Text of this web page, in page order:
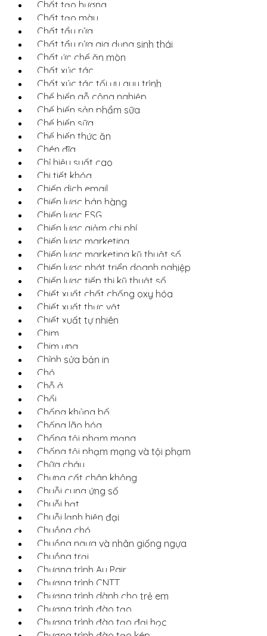
Chất tạo hương
Chất tạo màu
Chất tẩy rửa
Chất tẩy rửa gia dụng sinh thái
Chất ức chế ăn mòn
Chất xúc tác
Chất xúc tác tối ưu quy trình
Chế biến gỗ công nghiệp
Chế biến sản phẩm sữa
Chế biến sữa
Chế biến thức ăn
Chén đĩa
Chỉ hiệu suất cao
Chi tiết khóa
Chiến dịch email
Chiến lược bán hàng
Chiến lược ESG
Chiến lược giảm chi phí
Chiến lược marketing
Chiến lược marketing kỹ thuật số
Chiến lược phát triển doanh nghiệp
Chiến lược tiếp thị kỹ thuật số
Chiết xuất chất chống oxy hóa
Chiết xuất thực vật
Chiết xuất tự nhiên
Chim
Chim ưng
Chỉnh sửa bản in
Chó
Chỗ ở
Chổi
Chống khủng bố
Chống lão hóa
Chống tội phạm mạng
Chống tội phạm mạng và tội phạm
Chữa cháy
Chưng cất chân không
Chuỗi cung ứng số
Chuỗi hạt
Chuỗi lạnh hiện đại
Chuồng chó
Chuồng ngựa và nhân giống ngựa
Chuồng trại
Chương trình Au Pair
Chương trình CNTT
Chương trình dành cho trẻ em
Chương trình đào tạo
Chương trình đào tạo đại học